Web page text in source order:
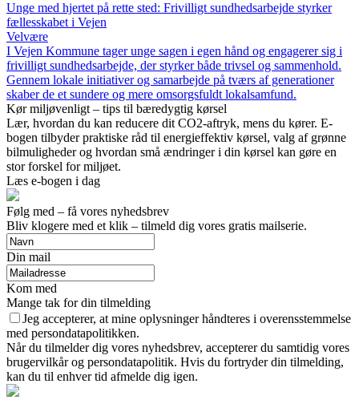
Unge med hjertet på rette sted: Frivilligt sundhedsarbejde styrker
fællesskabet i Vejen
Velvære
I Vejen Kommune tager unge sagen i egen hånd og engagerer sig i
frivilligt sundhedsarbejde, der styrker både trivsel og sammenhold.
Gennem lokale initiativer og samarbejde på tværs af generationer
skaber de et sundere og mere omsorgsfuldt lokalsamfund.
Kør miljøvenligt – tips til bæredygtig kørsel
Lær, hvordan du kan reducere dit CO2-aftryk, mens du kører. E-
bogen tilbyder praktiske råd til energieffektiv kørsel, valg af grønne
bilmuligheder og hvordan små ændringer i din kørsel kan gøre en
stor forskel for miljøet.
Læs e-bogen i dag
Følg med – få vores nyhedsbrev
Bliv klogere med et klik – tilmeld dig vores gratis mailserie.
Din mail
Kom med
Mange tak for din tilmelding
Jeg accepterer, at mine oplysninger håndteres i overensstemmelse
med persondatapolitikken.
Når du tilmelder dig vores nyhedsbrev, accepterer du samtidig vores
brugervilkår og persondatapolitik. Hvis du fortryder din tilmelding,
kan du til enhver tid afmelde dig igen.